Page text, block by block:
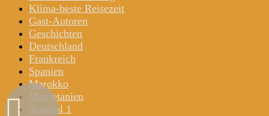
Klima-beste Reisezeit
Gast-Autoren
Geschichten
Deutschland
Frankreich
Spanien
Marokko
Mauretanien
Senegal 1